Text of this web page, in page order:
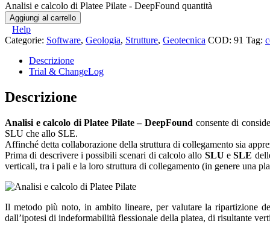
Analisi e calcolo di Platee Pilate - DeepFound quantità
Aggiungi al carrello
Help
Categorie: Software, Geologia, Strutture, Geotecnica COD: 91 Tag:
Descrizione
Trial & ChangeLog
Descrizione
Analisi e calcolo di Platee Pilate – DeepFound consente di
SLU che allo SLE.
Affinché detta collaborazione della struttura di collegamento sia
Prima di descrivere i possibili scenari di calcolo allo SLU eSLE
verticali, tra i pali e la loro struttura di collegamento (in genere una
Il metodo più noto, in ambito lineare, per valutare la ripartizione
dall’ipotesi di indeformabilità flessionale della platea, di risultante